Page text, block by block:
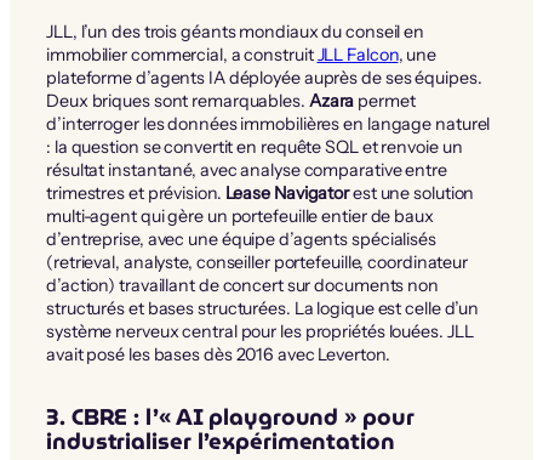
JLL, l’un des trois géants mondiaux du conseil en
immobilier commercial, a construitJLL Falcon, une
plateforme d’agents IA déployée auprès de ses équipes.
Deux briques sont remarquables. Azara permet
d’interroger les données immobilières en langage naturel
: la question se convertit en requête SQL et renvoie un
résultat instantané, avec analyse comparative entre
trimestres et prévision. Lease Navigatorest une solution
multi-agent qui gère un portefeuille entier de baux
d’entreprise, avec une équipe d’agents spécialisés
(retrieval, analyste, conseiller portefeuille, coordinateur
d’action) travaillant de concert sur documents non
structurés et bases structurées. La logique est celle d’un
système nerveux central pour les propriétés louées. JLL
avait posé les bases dès 2016 avec Leverton.
3. CBRE : l’« AI playground » pour
industrialiser l’expérimentation